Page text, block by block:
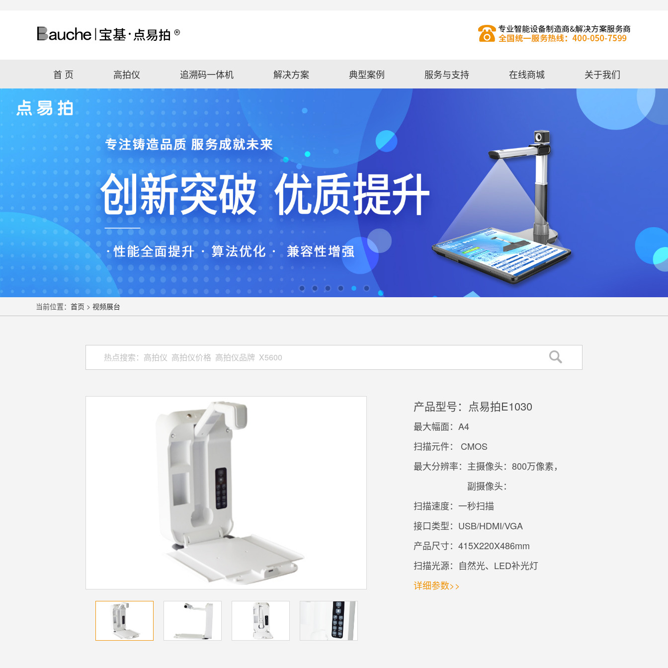
首 页 高拍仪 追溯码一体机 解决方案 典型案例 服务与支持 在线商城 关于我们
当前位置： 首页 > 视频展台
产品型号：点易拍E1030
最大幅面：A4
扫描元件： CMOS
最大分辨率： 主摄像头：800万像素，
副摄像头：
扫描速度：一秒扫描
接口类型：USB/HDMI/VGA
产品尺寸：415X220X486mm
扫描光源：自然光、LED补光灯
详细参数>>